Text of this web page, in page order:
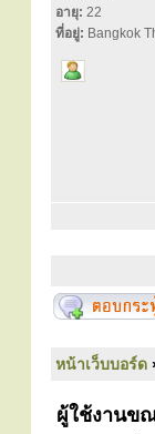
อายุ: 22
ที่อยู่: Bangkok
หน้าเว็บบอร์ด
ผู้ใช้งานข